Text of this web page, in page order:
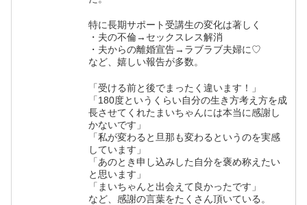
特に長期サポート受講生の変化は著しく
・夫の不倫→セックスレス解消
・夫からの離婚宣告→ラブラブ夫婦に♡
など、嬉しい報告が多数。
「受ける前と後でまったく違います！」
「180度というくらい自分の生き方考え方を成
長させてくれたまいちゃんには本当に感謝し
かないです」
「私が変わると旦那も変わるというのを実感
しています」
「あのとき申し込みした自分を褒め称えたい
と思います」
「まいちゃんと出会えて良かったです」
など、感謝の言葉をたくさん頂いている。